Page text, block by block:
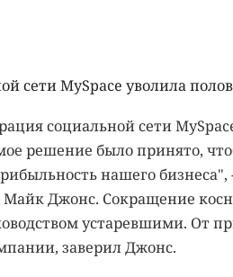
сети MySpace уволила
социальной сети
решение было принято,
нашего
Джонс. Сокращение
устаревшими. От
заверил Джонс.